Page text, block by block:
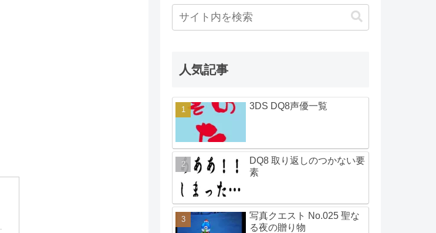
人気記事
3DS DQ8声優一覧
DQ8 取り返しのつかない要
素
写真クエスト No.025 聖な
る夜の贈り物